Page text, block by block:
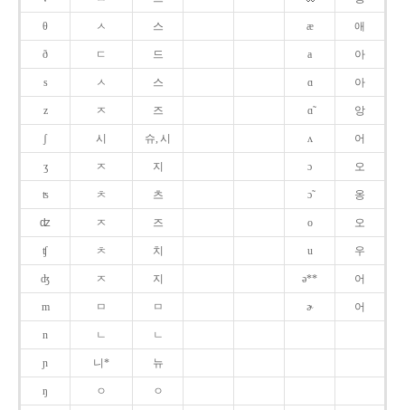
θ ㅅ 스 æ 애
ð ㄷ 드 a 아
s ㅅ 스 ɑ 아
z ㅈ 즈 ɑ̃ 앙
ʃ 시 슈, 시 ʌ 어
ʒ ㅈ 지 ɔ 오
ʦ ㅊ 츠 ɔ̃ 옹
ʣ ㅈ 즈 o 오
ʧ ㅊ 치 u 우
ʤ ㅈ 지 ə** 어
m ㅁ ㅁ ɚ 어
n ㄴ ㄴ
ɲ 니* 뉴
ŋ ㅇ ㅇ